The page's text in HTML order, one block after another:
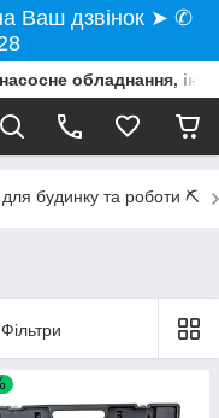
Ваш дзвінок ➤ ✆
обладнання,
для будинку та роботи ⛏️
Фільтри